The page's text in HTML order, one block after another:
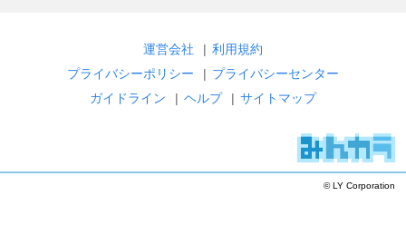
運営会社 | 利用規約
プライバシーポリシー
| プライバシーセンター
ガイドライン
| ヘルプ | サイトマップ
© LY Corporation